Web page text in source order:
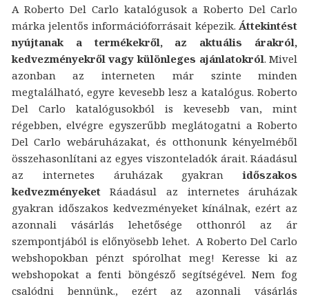
A Roberto Del Carlo katalógusok a Roberto Del Carlo
márka jelentős információforrásait képezik.Áttekintést
nyújtanak a termékekről, az aktuális árakról,
kedvezményekről vagy különleges ajánlatokról. Mivel
azonban az interneten már szinte minden
megtalálható, egyre kevesebb lesz a katalógus. Roberto
Del Carlo katalógusokból is kevesebb van, mint
régebben, elvégre egyszerűbb meglátogatni a Roberto
Del Carlo webáruházakat, és otthonunk kényelméből
összehasonlítani az egyes viszonteladók árait. Ráadásul
az internetes áruházak gyakranidőszakos
kedvezményeketRáadásul az internetes áruházak
gyakran időszakos kedvezményeket kínálnak, ezért az
azonnali vásárlás lehetősége otthonról az ár
szempontjából is előnyösebb lehet. A Roberto Del Carlo
webshopokban pénzt spórolhat meg! Keresse ki az
webshopokat a fenti böngésző segítségével. Nem fog
csalódni bennünk., ezért az azonnali vásárlás